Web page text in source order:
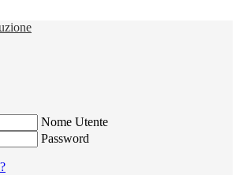
Nome Utente
Password